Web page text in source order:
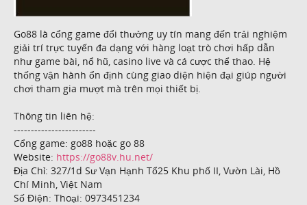
Go88 là cổng game đổi thưởng uy tín mang đến trải nghiệm
giải trí trực tuyến đa dạng với hàng loạt trò chơi hấp dẫn
như game bài, nổ hũ, casino live và cá cược thể thao. Hệ
thống vận hành ổn định cùng giao diện hiện đại giúp người
chơi tham gia mượt mà trên mọi thiết bị.
Thông tin liên hệ:
------------------------
Cổng game: go88 hoặc go 88
Website: https://go88v.hu.net/
Địa Chỉ: 327/1d Sư Vạn Hạnh Tổ25 Khu phố II, Vườn Lài, Hồ
Chí Minh, Việt Nam
Số Điện: Thoại: 0973451234